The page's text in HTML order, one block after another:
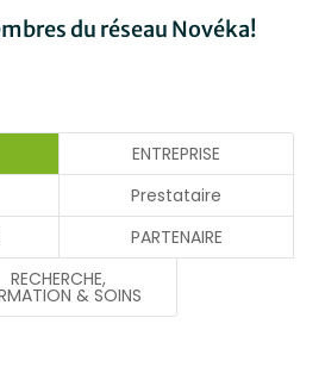
du réseau Novéka!
ENTREPRISE
Prestataire
PARTENAIRE
RECHERCHE,
& SOINS